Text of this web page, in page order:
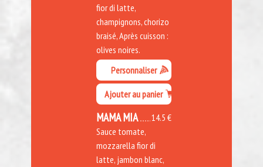
fior di latte,
champignons, chorizo
braisé, Après cuisson :
olives noires.
Personnaliser
Ajouter au panier
14.5 €
MAMA MIA
Sauce tomate,
mozzarella fior di
latte, jambon blanc,